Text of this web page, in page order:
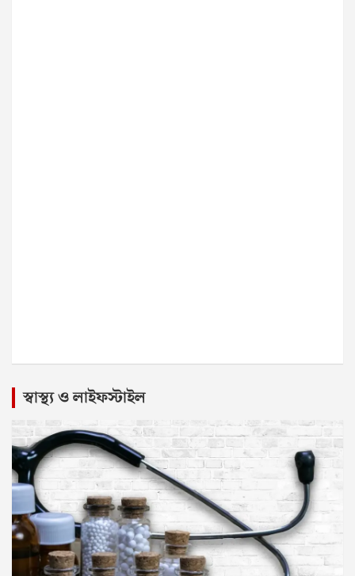
স্বাস্থ্য ও লাইফস্টাইল